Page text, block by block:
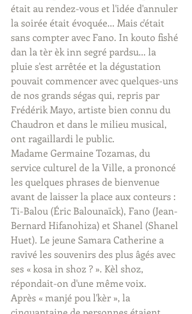
était au rendez-vous et l'idée d'annuler
la soirée était évoquée... Mais c'était
sans compter avec Fano. In kouto fishé
dan la tèr èk inn segré pardsu... la
pluie s'est arrêtée et la dégustation
pouvait commencer avec quelques-uns
de nos grands ségas qui, repris par
Frédérik Mayo, artiste bien connu du
Chaudron et dans le milieu musical,
ont ragaillardi le public.
Madame Germaine Tozamas, du
service culturel de la Ville, a prononcé
les quelques phrases de bienvenue
avant de laisser la place aux conteurs :
Ti-Balou (Éric Balounaïck), Fano (Jean-
Bernard Hifanohiza) et Shanel (Shanel
Huet). Le jeune Samara Catherine a
ravivé les souvenirs des plus âgés avec
ses « kosa in shoz ? ». Kèl shoz,
répondait-on d'une même voix.
Après « manjé pou l'kèr », la